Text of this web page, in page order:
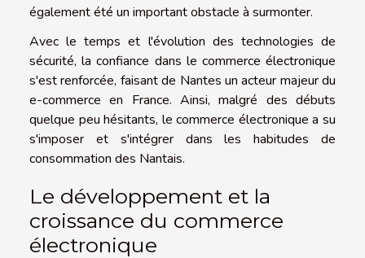
également été un important obstacle à surmonter.
Avec le temps et l'évolution des technologies de
sécurité, la confiance dans le commerce électronique
s'est renforcée, faisant de Nantes un acteur majeur du
e-commerce en France. Ainsi, malgré des débuts
quelque peu hésitants, le commerce électronique a su
s'imposer et s'intégrer dans les habitudes de
consommation des Nantais.
Le développement et la
croissance du commerce
électronique